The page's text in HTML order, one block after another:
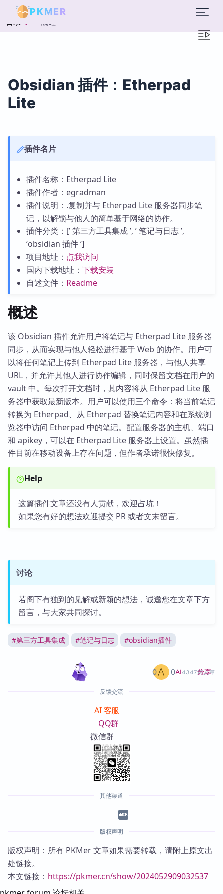
PKMER
目录 概述
Obsidian 插件：Etherpad
Lite
插件名片
插件名称：Etherpad Lite
插件作者：egradman
插件说明：.复制并与 Etherpad Lite 服务器同步笔
记，以解锁与他人的简单基于网络的协作。
插件分类：[’ 第三方工具集成 ’, ’ 笔记与日志 ’,
‘obsidian 插件 ‘]
项目地址： 点我访问
国内下载地址： 下载安装
自述文件： Readme
概述
该 Obsidian 插件允许用户将笔记与 Etherpad Lite 服务器
同步，从而实现与他人轻松进行基于 Web 的协作。用户可
以将任何笔记上传到 Etherpad Lite 服务器，与他人共享
URL，并允许其他人进行协作编辑，同时保留文档在用户的
vault 中。每次打开文档时，其内容将从 Etherpad Lite 服
务器中获取最新版本。用户可以使用三个命令：将当前笔记
转换为 Etherpad、从 Etherpad 替换笔记内容和在系统浏
览器中访问 Etherpad 中的笔记。配置服务器的主机、端口
和 apikey，可以在 Etherpad Lite 服务器上设置。虽然插
件目前在移动设备上存在问题，但作者承诺很快修复。
Help
这篇插件文章还没有人贡献，欢迎占坑！
如果您有好的想法欢迎提交 PR 或者文末留言。
讨论
若阁下有独到的见解或新颖的想法，诚邀您在文章下方
留言，与大家共同探讨。
#第三方工具集成 #笔记与日志 #obsidian插件
AI4347篇文章
0 0 分享
反馈交流
AI 客服
QQ群
微信群
其他渠道
版权声明
版权声明：所有 PKMer 文章如果需要转载，请附上原文出
处链接。
本文链接： https://pkmer.cn/show/2024052909032537